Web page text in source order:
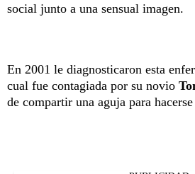
social junto a una sensual imagen.
En 2001 le diagnosticaron esta
cual fue contagiada por su novio
de compartir una aguja para